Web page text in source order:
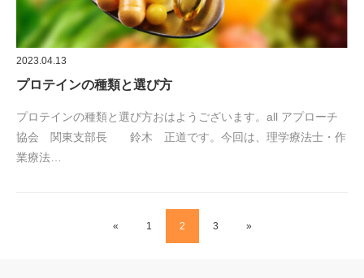
2023.04.13
プロテインの種類と選び方
プロテインの種類と選び方おはようございます。all アプローチ
協会 関東支部長 鈴木 正道です。今回は、理学療法士・作
業療法…
« 1 2 3 »